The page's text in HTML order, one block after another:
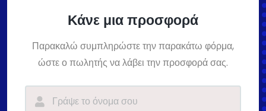
Κάνε μια προσφορά
Παρακαλώ συμπληρώστε την παρακάτω φόρμα,
ώστε ο πωλητής να λάβει την προσφορά σας.